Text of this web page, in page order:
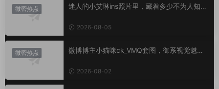
微密热点
迷人的小艾琳ins照片里，藏着多少不为人知的
2026-08-05
微密热点
微博博主小猫咪ck_VMQ套图，御系视觉魅力
2026-08-02